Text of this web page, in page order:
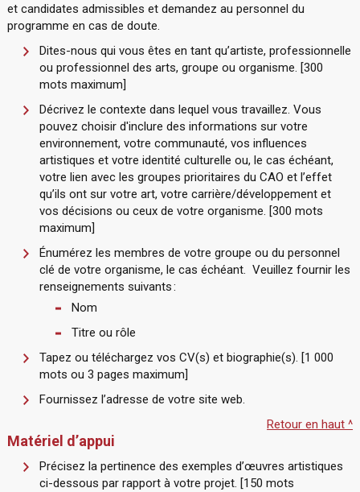
et candidates admissibles et demandez au personnel du
programme en cas de doute.
Dites-nous qui vous êtes en tant qu’artiste, professionnelle
ou professionnel des arts, groupe ou organisme. [300
mots maximum]
Décrivez le contexte dans lequel vous travaillez. Vous
pouvez choisir d'inclure des informations sur votre
environnement, votre communauté, vos influences
artistiques et votre identité culturelle ou, le cas échéant,
votre lien avec les groupes prioritaires du CAO et l’effet
qu’ils ont sur votre art, votre carrière/développement et
vos décisions ou ceux de votre organisme. [300 mots
maximum]
Énumérez les membres de votre groupe ou du personnel
clé de votre organisme, le cas échéant. Veuillez fournir les
renseignements suivants :
Nom
Titre ou rôle
Tapez ou téléchargez vos CV(s) et biographie(s). [1 000
mots ou 3 pages maximum]
Fournissez l’adresse de votre site web.
Retour en haut ^
Matériel d’appui
Précisez la pertinence des exemples d’œuvres artistiques
ci-dessous par rapport à votre projet. [150 mots